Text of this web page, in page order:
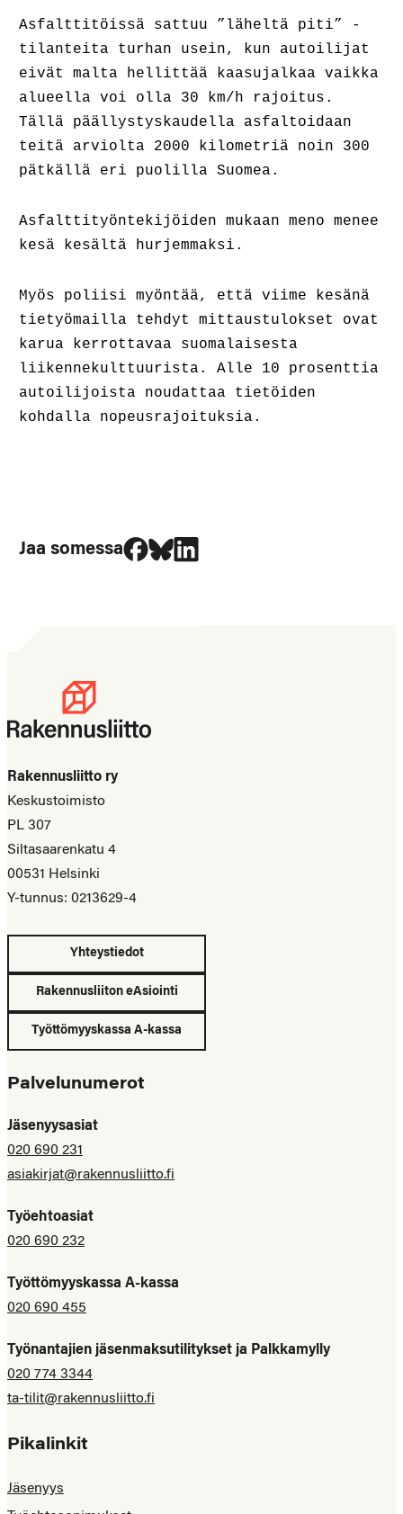
Asfalttitöissä sattuu ”läheltä piti” -
tilanteita turhan usein, kun autoilijat
eivät malta hellittää kaasujalkaa vaikka
alueella voi olla 30 km/h rajoitus.
Tällä päällystyskaudella asfaltoidaan
teitä arviolta 2000 kilometriä noin 300
pätkällä eri puolilla Suomea.
Asfalttityöntekijöiden mukaan meno menee
kesä kesältä hurjemmaksi.
Myös poliisi myöntää, että viime kesänä
tietyömailla tehdyt mittaustulokset ovat
karua kerrottavaa suomalaisesta
liikennekulttuurista. Alle 10 prosenttia
autoilijoista noudattaa tietöiden
kohdalla nopeusrajoituksia.
Jaa somessa
Jaa Facebookissa
Jaa Blueskyssa
Jaa LinkedIn:ssä
Rakennusliitto ry
Keskustoimisto
PL 307
Siltasaarenkatu 4
00531 Helsinki
Y-tunnus: 0213629-4
Yhteystiedot
Rakennusliiton eAsiointi
Työttömyyskassa A-kassa
Palvelunumerot
Jäsenyysasiat
020 690 231
asiakirjat@rakennusliitto.fi
Työehtoasiat
020 690 232
Työttömyyskassa A-kassa
020 690 455
Työnantajien jäsenmaksutilitykset ja Palkkamylly
020 774 3344
ta-tilit@rakennusliitto.fi
Pikalinkit
Jäsenyys